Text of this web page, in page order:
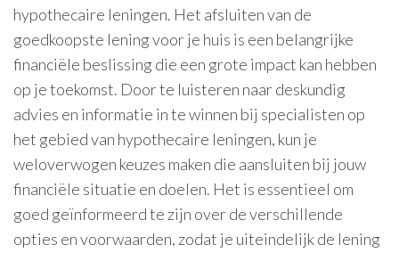
hypothecaire leningen. Het afsluiten van de
goedkoopste lening voor je huis is een belangrijke
financiële beslissing die een grote impact kan hebben
op je toekomst. Door te luisteren naar deskundig
advies en informatie in te winnen bij specialisten op
het gebied van hypothecaire leningen, kun je
weloverwogen keuzes maken die aansluiten bij jouw
financiële situatie en doelen. Het is essentieel om
goed geïnformeerd te zijn over de verschillende
opties en voorwaarden, zodat je uiteindelijk de lening